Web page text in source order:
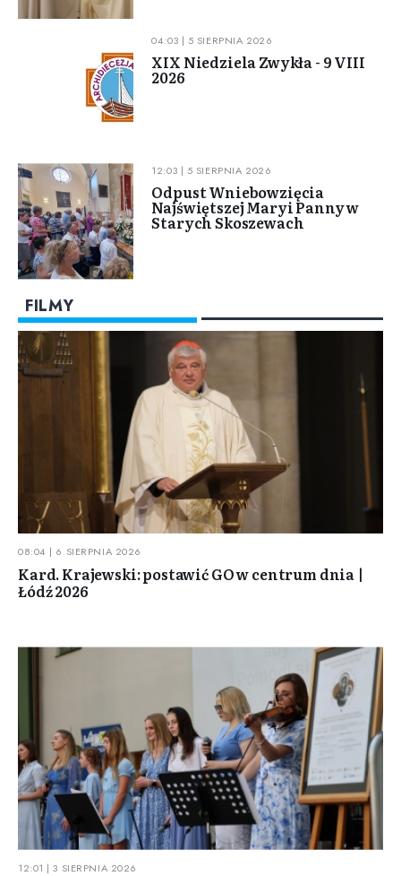
04:03 | 5 SIERPNIA 2026
XIX Niedziela Zwykła - 9 VIII
2026
12:03 | 5 SIERPNIA 2026
Odpust Wniebowzięcia
Najświętszej Maryi Panny w
Starych Skoszewach
FILMY
08:04 | 6 SIERPNIA 2026
Kard. Krajewski: postawić GO w centrum dnia |
Łódź 2026
12:01 | 3 SIERPNIA 2026